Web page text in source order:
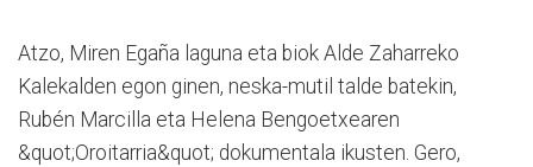
Atzo, Miren Egaña laguna eta biok Alde Zaharreko
Kalekalden egon ginen, neska-mutil talde batekin,
Rubén Marcilla eta Helena Bengoetxearen
&quot;Oroitarria&quot; dokumentala ikusten. Gero,